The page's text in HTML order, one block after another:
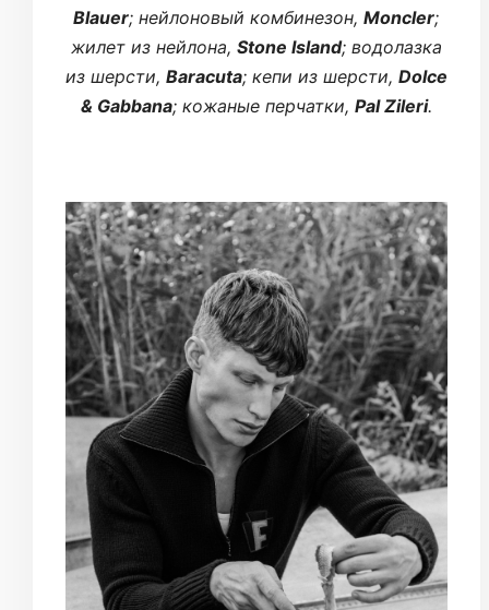
Blauer; нейлоновый комбинезон,Moncler;
жилет из нейлона, Stone Island; водолазка
из шерсти, Baracuta; кепи из шерсти, Dolce
& Gabbana; кожаные перчатки, Pal Zileri.